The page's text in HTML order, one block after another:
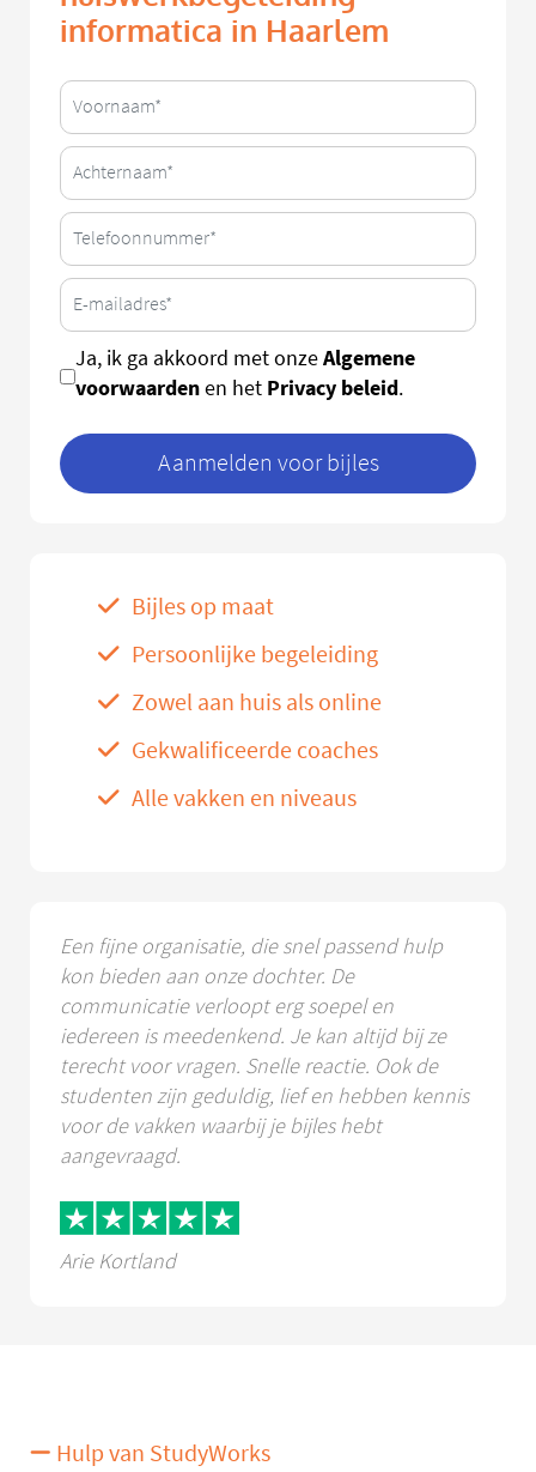
informatica in Haarlem
Ja, ik ga akkoord met onzeAlgemene
voorwaardenen het Privacy beleid.
Aanmelden voor bijles
Bijles op maat
Persoonlijke begeleiding
Zowel aan huis als online
Gekwalificeerde coaches
Alle vakken en niveaus
Een fijne organisatie, die snel passend hulp
kon bieden aan onze dochter. De
communicatie verloopt erg soepel en
iedereen is meedenkend. Je kan altijd bij ze
terecht voor vragen. Snelle reactie. Ook de
studenten zijn geduldig, lief en hebben kennis
voor de vakken waarbij je bijles hebt
aangevraagd.
Arie Kortland
Hulp van StudyWorks